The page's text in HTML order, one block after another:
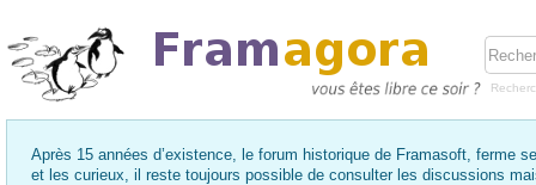
Après 15 années d’existence, le forum historique de Framasoft, ferme
et les curieux, il reste toujours possible de consulter les discussions